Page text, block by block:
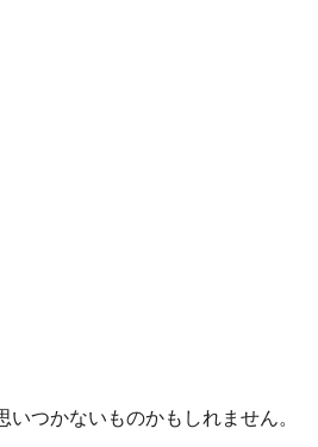
つかないものかもしれません。